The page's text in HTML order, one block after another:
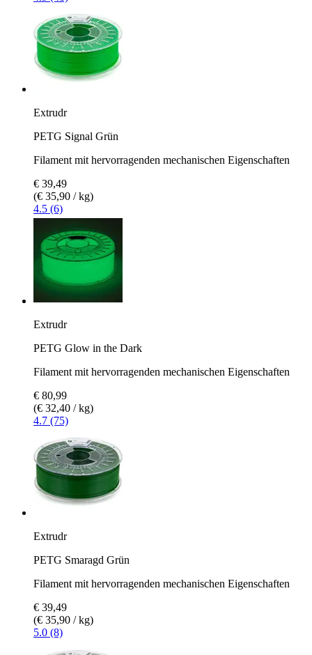
Extrudr
PETG Signal Grün
Filament mit hervorragenden mechanischen Eigenschaften
€ 39,49
(€ 35,90 / kg)
4.5 (6)
Extrudr
PETG Glow in the Dark
Filament mit hervorragenden mechanischen Eigenschaften
€ 80,99
(€ 32,40 / kg)
4.7 (75)
Extrudr
PETG Smaragd Grün
Filament mit hervorragenden mechanischen Eigenschaften
€ 39,49
(€ 35,90 / kg)
5.0 (8)